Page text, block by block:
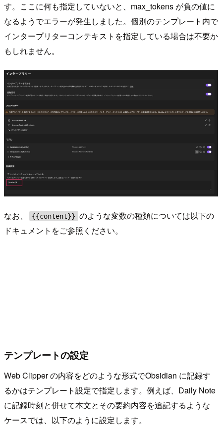
す。ここに何も指定していないと、max_tokens が負の値に
なるようでエラーが発生しました。個別のテンプレート内で
インタープリターコンテキストを指定している場合は不要か
もしれません。
なお、 {{content}} のような変数の種類については以下の
ドキュメントをご参照ください。
テンプレートの設定
Web Clipper の内容をどのような形式でObsidian に記録す
るかはテンプレート設定で指定します。例えば、Daily Note
に記録時刻と併せて本文とその要約内容を追記するような
ケースでは、以下のように設定します。